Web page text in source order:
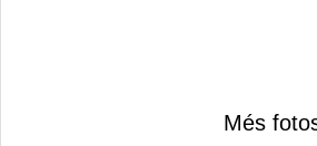
Més fotos Cós